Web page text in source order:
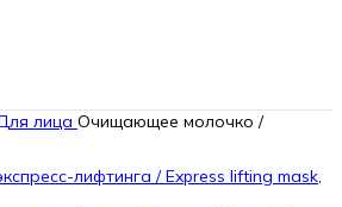
лица Очищающее молочко /